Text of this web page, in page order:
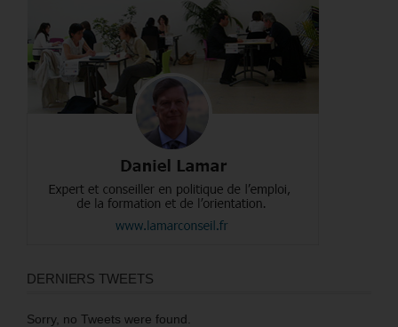
DERNIERS TWEETS
Sorry, no Tweets were found.